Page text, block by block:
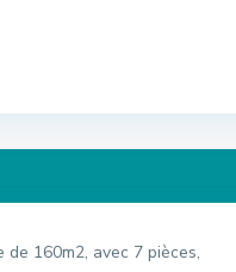
160m2, avec 7 pièces,